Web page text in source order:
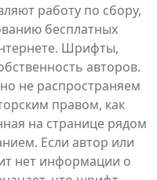
работу по сбору,
бесплатных
Шрифты,
авторов.
не распространяем
правом, как
на странице рядом
Если автор или
нет информации о